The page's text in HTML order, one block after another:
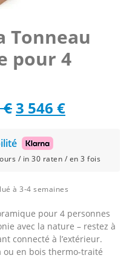
Tonneau
pour 4
€ Le
initial
3
940 €.
3 546 €Le
actuel
3
546 €.
/ in 30 raten / en 3 fois
à 3-4 semaines
pour 4 personnes
avec la nature – restez à
connecté à l’extérieur.
ou en bois thermo-traité